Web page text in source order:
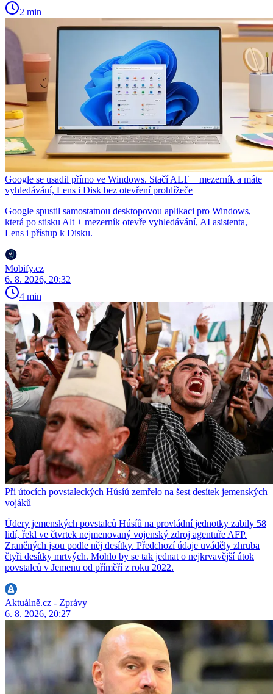
2 min
Google se usadil přímo ve Windows. Stačí ALT + mezerník a máte
vyhledávání, Lens i Disk bez otevření prohlížeče
Google spustil samostatnou desktopovou aplikaci pro Windows,
která po stisku Alt + mezerník otevře vyhledávání, AI asistenta,
Lens i přístup k Disku.
Mobify.cz
6. 8. 2026, 20:32
4 min
Při útocích povstaleckých Húsíů zemřelo na šest desítek jemenských
vojáků
Údery jemenských povstalců Húsíů na provládní jednotky zabily 58
lidí, řekl ve čtvrtek nejmenovaný vojenský zdroj agentuře AFP.
Zraněných jsou podle něj desítky. Předchozí údaje uváděly zhruba
čtyři desítky mrtvých. Mohlo by se tak jednat o nejkrvavější útok
povstalců v Jemenu od příměří z roku 2022.
Aktuálně.cz - Zprávy
6. 8. 2026, 20:27